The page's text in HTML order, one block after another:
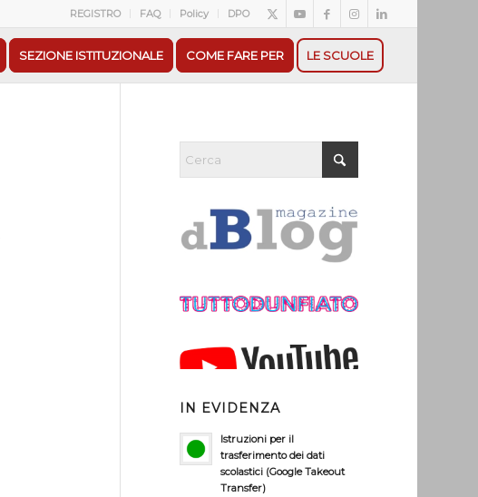
REGISTRO FAQ Policy DPO
SEZIONE ISTITUZIONALE COME FARE PER LE SCUOLE
IN EVIDENZA
Istruzioni per il
trasferimento dei dati
scolastici (Google Takeout
Transfer)